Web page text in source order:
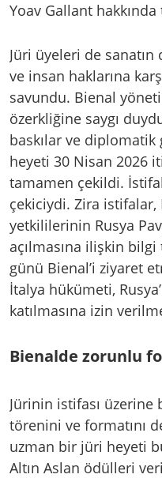
Yoav Gallant
Jüri üyeleri de
ve insan haklarına
savundu. Bienal
özerkliğine saygı
baskılar ve
heyeti 30 Nisan 2026
tamamen çekildi.
çekiciydi. Zira istifalar,
yetkililerinin Rusya
açılmasına ilişkin
günü Bienal’i ziyaret
İtalya hükümeti,
katılmasına izin
Bienalde zorunlu
Jürinin istifası
törenini ve formatını
uzman bir jüri heyeti
Altın Aslan ödülleri